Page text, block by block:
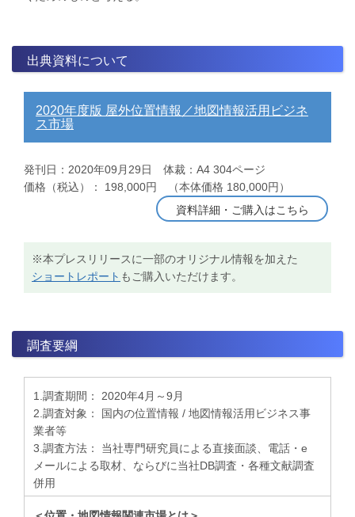
出典資料について
2020年度版 屋外位置情報／地図情報活用ビジネ
ス市場
発刊日：2020年09月29日 体裁：A4 304ページ
価格（税込）： 198,000円 （本体価格 180,000円）
資料詳細・ご購入はこちら
※本プレスリリースに一部のオリジナル情報を加えた
ショートレポート もご購入いただけます。
調査要綱
1.調査期間： 2020年4月～9月
2.調査対象： 国内の位置情報 / 地図情報活用ビジネス事
業者等
3.調査方法： 当社専門研究員による直接面談、電話・e
メールによる取材、ならびに当社DB調査・各種文献調査
併用